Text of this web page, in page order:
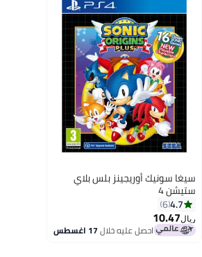
سيغا سونيك أوريجينز بلس بلاي
ستيشن 4
4.7
6
ريال10.47
احصل عليه خلال17 اغسطس